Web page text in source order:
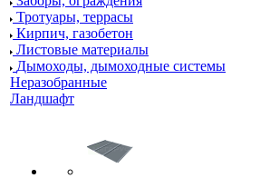
Тротуары, террасы
Кирпич, газобетон
Листовые материалы
Дымоходы, дымоходные системы
Неразобранные
Ландшафт